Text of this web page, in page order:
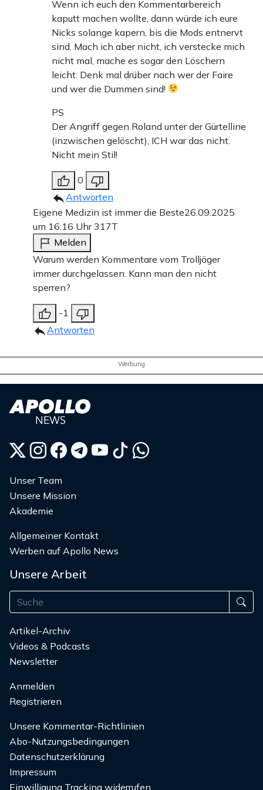
Wenn ich euch den Kommentarbereich
kaputt machen wollte, dann würde ich eure
Nicks solange kapern, bis die Mods entnervt
sind. Mach ich aber nicht, ich verstecke mich
nicht mal, mache es sogar den Löschern
leicht. Denk mal drüber nach wer der Faire
und wer die Dummen sind!
PS
Der Angriff gegen Roland unter der Gürtelline
(inzwischen gelöscht), ICH war das nicht.
Nicht mein Stil!
0
Antworten
Eigene Medizin ist immer die Beste26.09.2025
um 16:16 Uhr317T
Melden
Warum werden Kommentare vom Trolljäger
immer durchgelassen. Kann man den nicht
sperren?
-1
Antworten
Werbung
Unser Team
Unsere Mission
Akademie
Allgemeiner Kontakt
Werben auf Apollo News
Unsere Arbeit
Artikel-Archiv
Videos & Podcasts
Newsletter
Anmelden
Registrieren
Unsere Kommentar-Richtlinien
Abo-Nutzungsbedingungen
Datenschutzerklärung
Impressum
Einwilligung Tracking widerrufen